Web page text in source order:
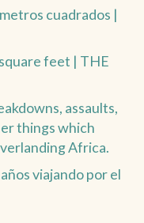
cuadrados |
feet | THE
assaults,
things which
Africa.
viajando por el